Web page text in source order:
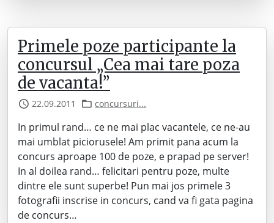
Primele poze participante la
concursul „Cea mai tare poza
de vacanta!”
22.09.2011 concursuri...
In primul rand… ce ne mai plac vacantele, ce ne-au
mai umblat piciorusele! Am primit pana acum la
concurs aproape 100 de poze, e prapad pe server!
In al doilea rand… felicitari pentru poze, multe
dintre ele sunt superbe! Pun mai jos primele 3
fotografii inscrise in concurs, cand va fi gata pagina
de concurs…